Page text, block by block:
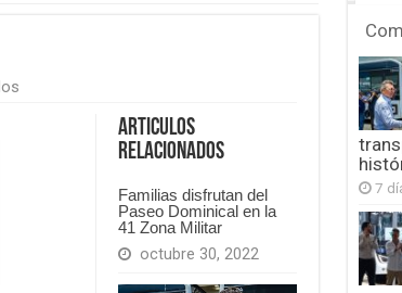
en
Articulos
Relacionados
Familias disfrutan del
Paseo Dominical en la
41 Zona Militar
octubre 30, 2022
7